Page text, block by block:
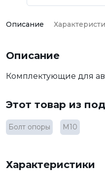
Описание
Описание
Комплектующие для
Этот товар из
Болт опоры М10
Характеристики